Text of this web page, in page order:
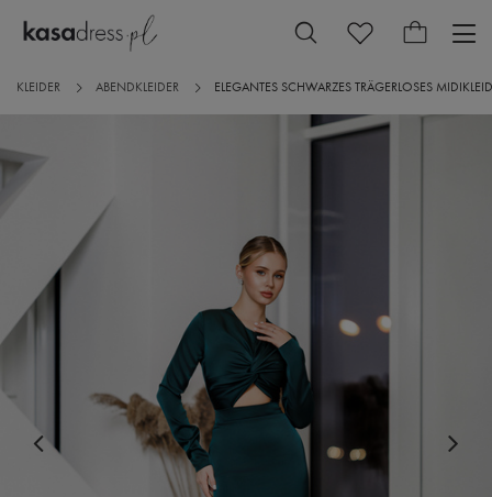
KLEIDER ABENDKLEIDER ELEGANTES SCHWARZES TRÄGERLOSES